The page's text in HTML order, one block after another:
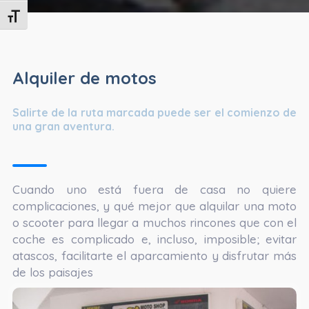
Alternar tamaño de letra
Alquiler de motos
Salirte de la ruta marcada puede ser el comienzo de
una gran aventura.
Cuando uno está fuera de casa no quiere
complicaciones, y qué mejor que alquilar una moto
o scooter para llegar a muchos rincones que con el
coche es complicado e, incluso, imposible; evitar
atascos, facilitarte el aparcamiento y disfrutar más
de los paisajes